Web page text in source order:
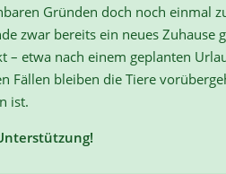
Gründen doch noch einmal
zwar bereits ein neues Zuhause
– etwa nach einem geplanten
Fällen bleiben die Tiere
ist.